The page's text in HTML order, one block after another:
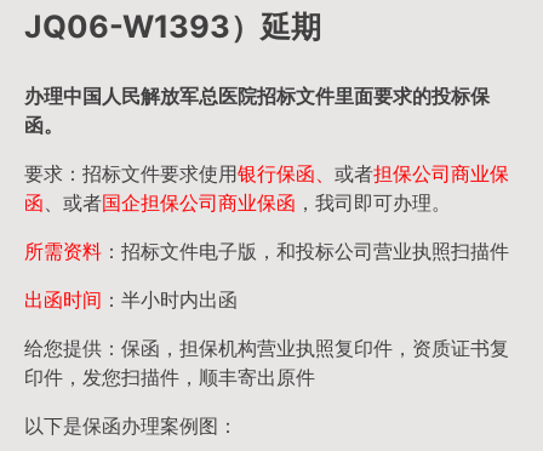
JQ06-W1393）延期
办理中国人民解放军总医院招标文件里面要求的投标保
函。
要求：招标文件要求使用银行保函、 或者担保公司商业保
函 、或者国企担保公司商业保函 ，我司即可办理。
所需资料 ：招标文件电子版，和投标公司营业执照扫描件
出函时间 ：半小时内出函
给您提供：保函，担保机构营业执照复印件，资质证书复
印件，发您扫描件，顺丰寄出原件
以下是保函办理案例图：